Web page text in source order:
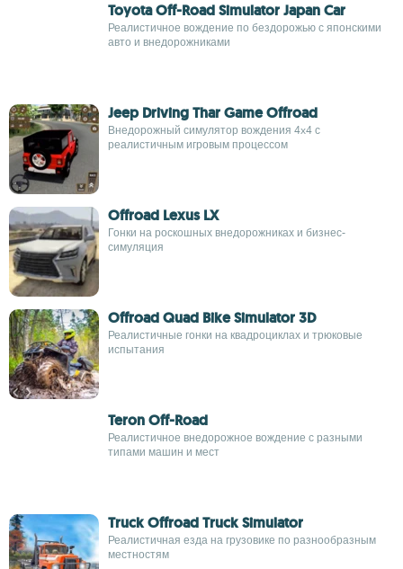
Toyota Off-Road Simulator Japan Car
Реалистичное вождение по бездорожью с японскими
авто и внедорожниками
Jeep Driving Thar Game Offroad
Внедорожный симулятор вождения 4x4 с
реалистичным игровым процессом
Offroad Lexus LX
Гонки на роскошных внедорожниках и бизнес-
симуляция
Offroad Quad Bike Simulator 3D
Реалистичные гонки на квадроциклах и трюковые
испытания
Teron Off-Road
Реалистичное внедорожное вождение с разными
типами машин и мест
Truck Offroad Truck Simulator
Реалистичная езда на грузовике по разнообразным
местностям